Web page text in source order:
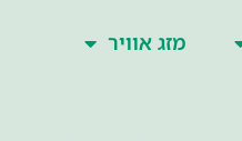
מזג אוויר